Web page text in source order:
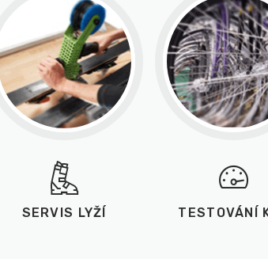
SERVIS LYŽÍ TESTOVÁNÍ